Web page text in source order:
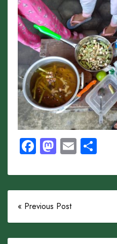
Facebook
Mastodon
Email
« Previous Post